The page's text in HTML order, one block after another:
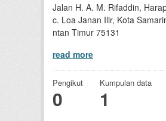
Jalan H. A. M. Rifaddin,
c. Loa Janan Ilir, Kota
ntan Timur 75131
read more
Pengikut
0
Kumpulan data
1